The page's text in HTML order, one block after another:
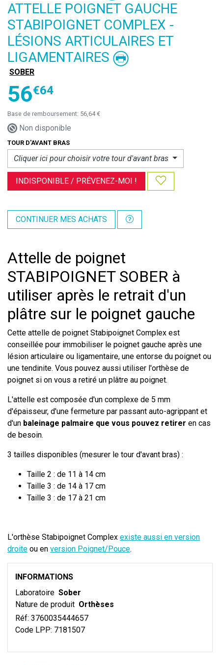
ATTELLE POIGNET GAUCHE
STABIPOIGNET COMPLEX -
LÉSIONS ARTICULAIRES ET
LIGAMENTAIRES
SOBER
56€64
Base de remboursement: 56,64 €
Non disponible
TOUR D'AVANT BRAS
Cliquer ici pour choisir votre tour d'avant bras
INDISPONIBLE / PRÉVENEZ-MOI !
CONTINUER MES ACHATS
Attelle de poignet
STABIPOIGNET SOBER à
utiliser après le retrait d'un
plâtre sur le poignet gauche
Cette attelle de poignet Stabipoignet Complex est
conseillée pour immobiliser le poignet gauche après une
lésion articulaire ou ligamentaire, une entorse du poignet ou
une tendinite. Vous pouvez aussi utiliser l'orthèse de
poignet si on vous a retiré un plâtre au poignet.
L'attelle est composée d'un complexe de 5 mm
d'épaisseur, d'une fermeture par passant auto-agrippant et
d'un baleinage palmaire que vous pouvez retirer en cas
de besoin.
3 tailles disponibles (mesurer le tour d'avant bras) :
Taille 2 : de 11 à 14 cm
Taille 3 : de 14 à 17 cm
Taille 3 : de 17 à 21 cm
L'orthèse Stabipoignet Complex existe aussi en version
droite ou en version Poignet/Pouce.
INFORMATIONS
Laboratoire Sober
Nature de produit Orthèses
Réf: 3760035444657
Code LPP: 7181507